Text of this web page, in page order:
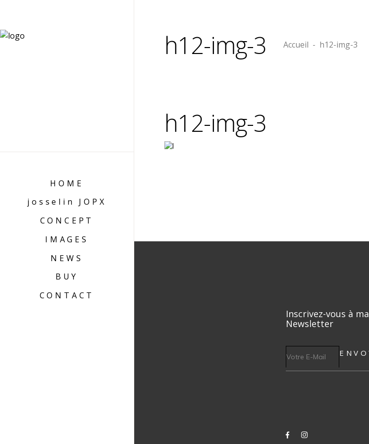
HOME
josselin JOPX
CONCEPT
IMAGES
NEWS
BUY
CONTACT
h12-img-3 Accueil - h12-img-3
h12-img-3
Inscrivez-vous à ma
Newsletter